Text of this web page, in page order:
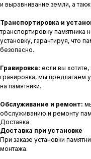
и выравнивание земли, а
Транспортировка и
транспортировку памятника
установку, гарантируя, что
безопасно.
Гравировка: если вы
гравировка, мы предлагаем
на памятники.
Обслуживание и ремонт:
обслуживанию и ремонту
Доставка
Доставка при установке
При заказе установки
монтажа.